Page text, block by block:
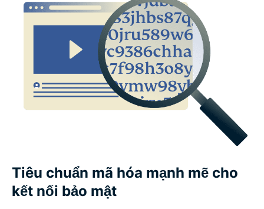
Mọi người nói gì về ExpressVPN?
Câu hỏi thường gặp về các tính năng của VPN
Tiêu chuẩn mã hóa mạnh mẽ cho
kết nối bảo mật